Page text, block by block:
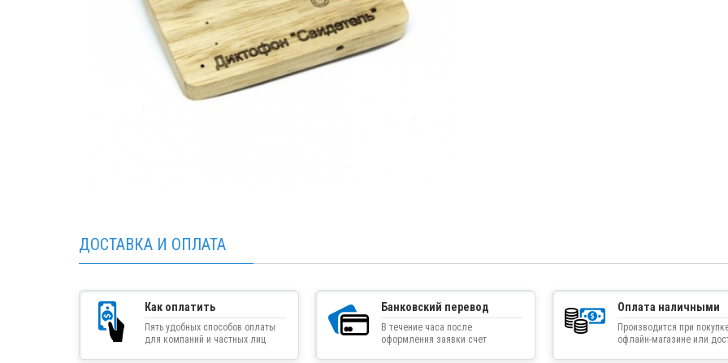
ДОСТАВКА И ОПЛАТА
Как оплатить
Пять удобных способов оплаты
для компаний и частных лиц
Банковский перевод
В течение часа после
оформления заявки счет
Оплата наличными
Производится при
офлайн-магазине или